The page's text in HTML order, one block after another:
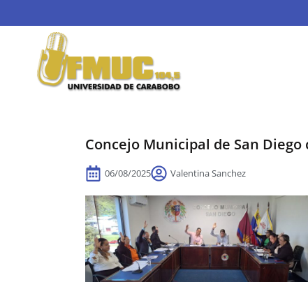
Concejo Municipal de San
06/08/2025 Valentina Sanchez